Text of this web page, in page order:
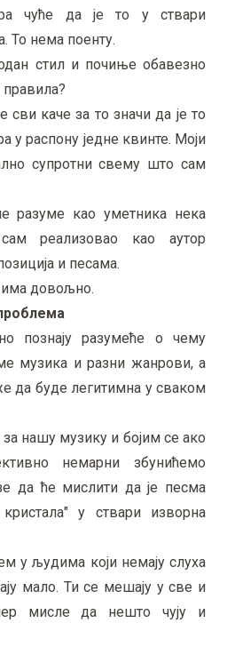
чуће да је то у ствари
То нема поенту.
стил и почиње обавезно
сви каче за то значи да је то
у распону једне квинте. Моји
супротни свему што сам
као уметника нека
реализовао као аутор
и песама.
има довољно.
познају разумеће о чему
музика и разни жанрови, а
да буде легитимна у сваком
нашу музику и бојим се ако
немарни збунићемо
да ће мислити да је песма
у ствари изворна
у људима који немају слуха
мало. Ти се мешају у све и
мисле да нешто чују и